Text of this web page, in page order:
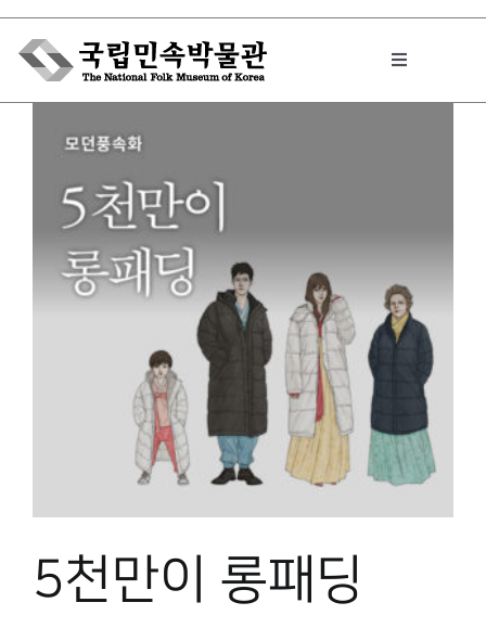
Skip
content
Toggle
박물관에서는
민속이야기
5천만이 롱패딩